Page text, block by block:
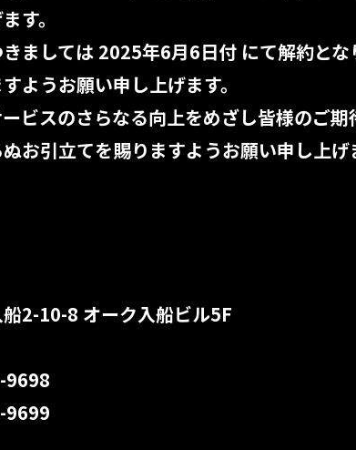
す。
ましては 2025年6月6日付 にて解約と
ようお願い申し上げます。
ビスのさらなる向上をめざし皆様のご期
お引立てを賜りますようお願い申し上げ
2-10-8 オーク入船ビル5F
9698
9699